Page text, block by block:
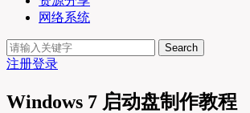
网络系统
Search
注册登录
Windows 7 启动盘制作教程